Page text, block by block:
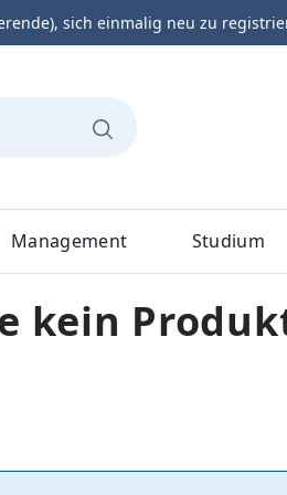
sich einmalig neu zu
Management Studium
kein